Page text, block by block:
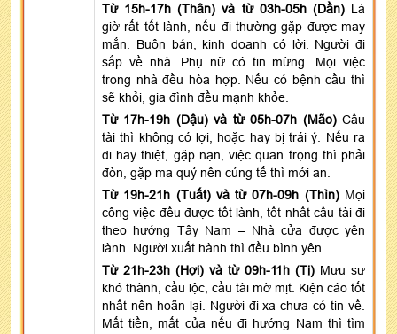
Từ 15h-17h (Thân) và từ 03h-05h (Dần) Là
giờ rất tốt lành, nếu đi thường gặp được may
mắn. Buôn bán, kinh doanh có lời. Người đi
sắp về nhà. Phụ nữ có tin mừng. Mọi việc
trong nhà đều hòa hợp. Nếu có bệnh cầu thì
sẽ khỏi, gia đình đều mạnh khỏe.
Từ 17h-19h (Dậu) và từ 05h-07h (Mão) Cầu
tài thì không có lợi, hoặc hay bị trái ý. Nếu ra
đi hay thiệt, gặp nạn, việc quan trọng thì phải
đòn, gặp ma quỷ nên cúng tế thì mới an.
Từ 19h-21h (Tuất) và từ 07h-09h (Thìn) Mọi
công việc đều được tốt lành, tốt nhất cầu tài đi
theo hướng Tây Nam – Nhà cửa được yên
lành. Người xuất hành thì đều bình yên.
Từ 21h-23h (Hợi) và từ 09h-11h (Tị) Mưu sự
khó thành, cầu lộc, cầu tài mờ mịt. Kiện cáo tốt
nhất nên hoãn lại. Người đi xa chưa có tin về.
Mất tiền, mất của nếu đi hướng Nam thì tìm